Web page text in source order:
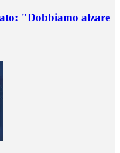
"Dobbiamo alzare